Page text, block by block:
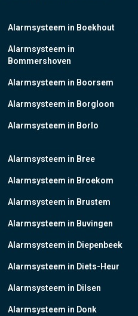
Alarmsysteem in Boekhout
Alarmsysteem in
Bommershoven
Alarmsysteem in Boorsem
Alarmsysteem in Borgloon
Alarmsysteem in Borlo
Alarmsysteem in Bree
Alarmsysteem in Broekom
Alarmsysteem in Brustem
Alarmsysteem in Buvingen
Alarmsysteem in Diepenbeek
Alarmsysteem in Diets-Heur
Alarmsysteem in Dilsen
Alarmsysteem in Donk